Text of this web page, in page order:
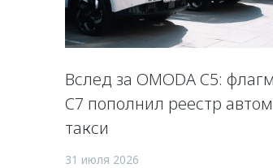
Вслед за OMODA C5:
C7 пополнил реестр
такси
31 июля 2026